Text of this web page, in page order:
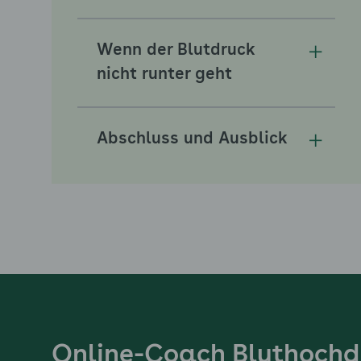
Wenn der Blutdruck
nicht runter geht
Abschluss und Ausblick